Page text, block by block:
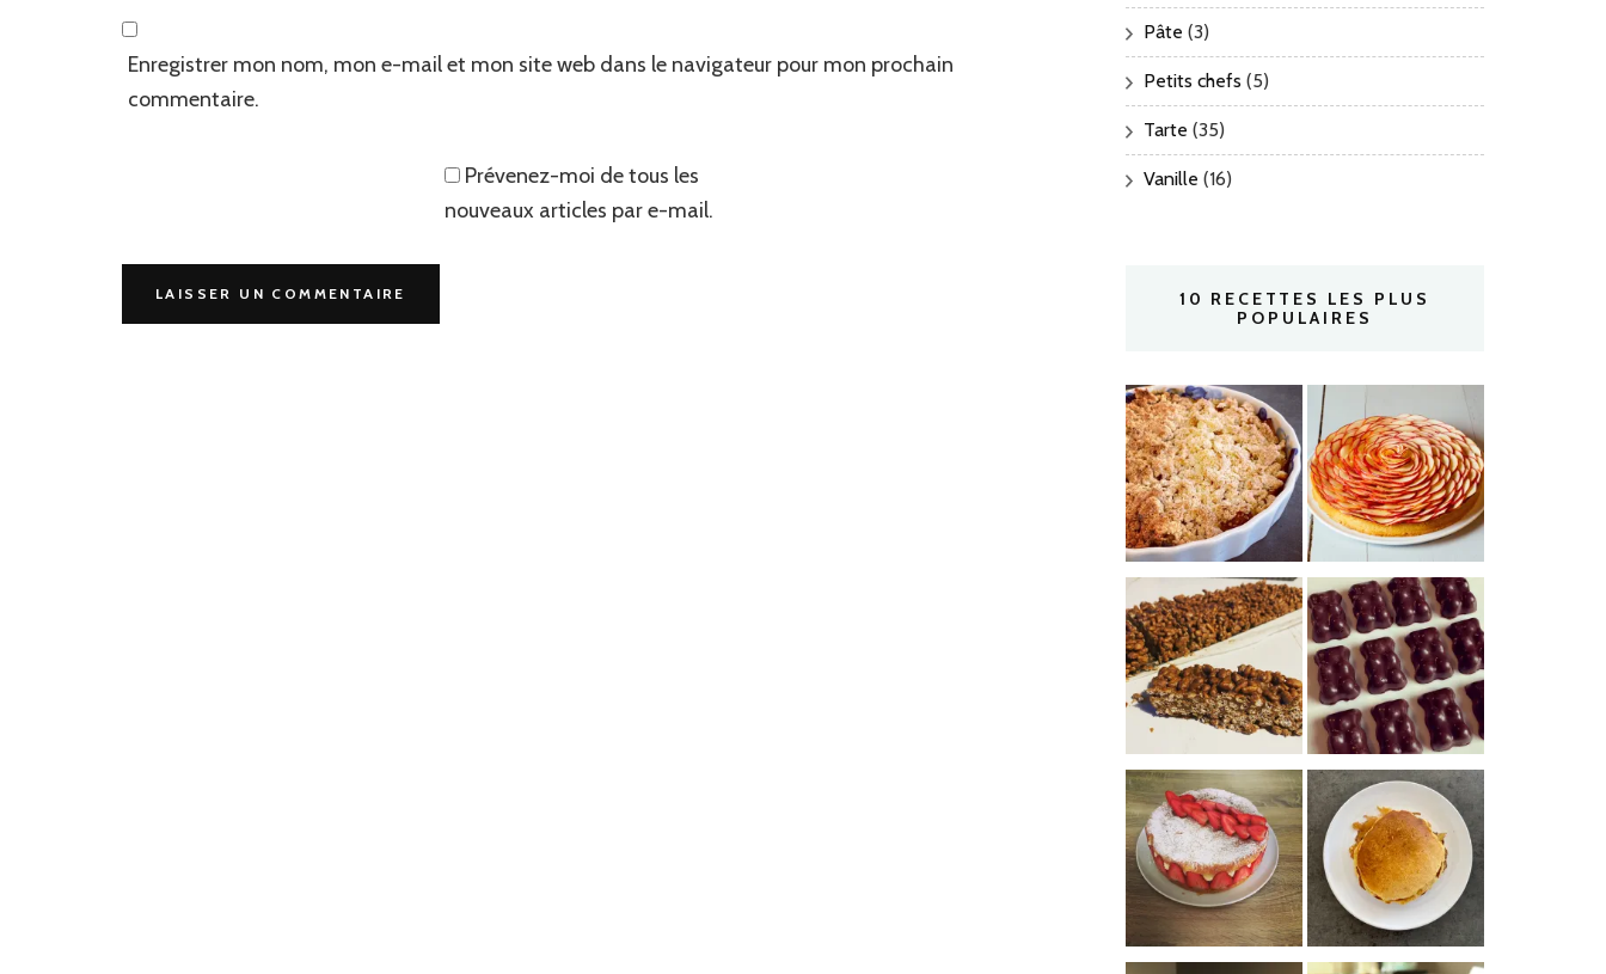
Enregistrer mon nom, mon e-mail et mon site web dans le navigateur pour mon prochain
commentaire.
Prévenez-moi de tous les
nouveaux articles par e-mail.
Pâte (3)
Petits chefs (5)
Tarte (35)
Vanille (16)
10 RECETTES LES PLUS
POPULAIRES